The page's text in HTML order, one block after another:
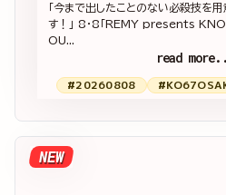
「今まで出したことのない必殺技を用
す！」 8・8「REMY presents
OU...
read
#20260808
NEW